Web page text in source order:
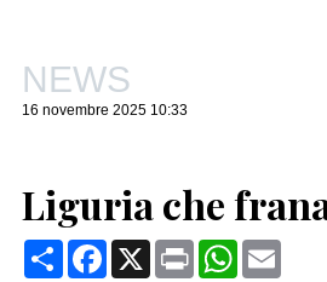
NEWS
16 novembre 2025 10:33
Liguria che
CondividiFacebook
X Print WhatsApp
Email